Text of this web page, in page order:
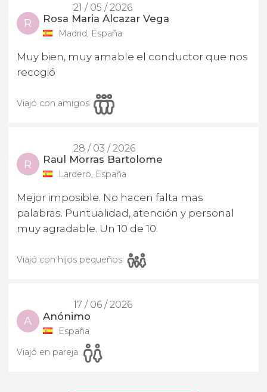
21 / 05 / 2026
R Rosa Maria Alcazar Vega
Madrid, España
Muy bien, muy amable el conductor que nos
recogió
Viajó con amigos
28 / 03 / 2026
R Raul Morras Bartolome
Lardero, España
Mejor imposible. No hacen falta mas
palabras. Puntualidad, atención y personal
muy agradable. Un 10 de 10.
Viajó con hijos pequeños
17 / 06 / 2026
A Anónimo
España
Viajó en pareja